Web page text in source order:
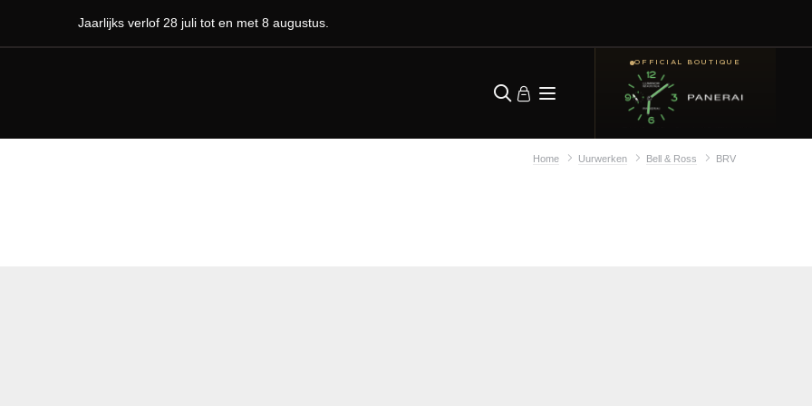
Jaarlijks verlof 28 juli tot en met 8 augustus.
OFFICIAL BOUTIQUE
Home Uurwerken Bell & Ross BRV